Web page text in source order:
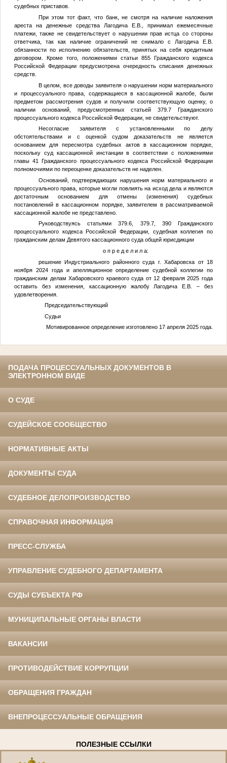
судебных приставов.
При этом тот факт, что банк, не смотря на наличие наложения
ареста на денежные средства Лагодича Е.В., принимал ежемесячные
платежи, также не свидетельствует о нарушении прав истца со стороны
ответчика, так как наличие ограничений не снимало с Лагодича Е.В.
обязанности по исполнению обязательств, принятых на себя кредитным
договором. Кроме того, положениями статьи 855 Гражданского кодекса
Российской Федерации предусмотрена очередность списания денежных
средств.
В целом, все доводы заявителя о нарушении норм материального
и процессуального права, содержащиеся в кассационной жалобе, были
предметом рассмотрения судов и получили соответствующую оценку, о
наличии оснований, предусмотренных статьей 379.7 Гражданского
процессуального кодекса Российской Федерации, не свидетельствуют.
Несогласие заявителя с установленными по делу
обстоятельствами и с оценкой судом доказательств не является
основанием для пересмотра судебных актов в кассационном порядке,
поскольку суд кассационной инстанции в соответствии с положениями
главы 41 Гражданского процессуального кодекса Российской Федерации
полномочиями по переоценке доказательств не наделен.
Оснований, подтверждающих нарушения норм материального и
процессуального права, которые могли повлиять на исход дела и являются
достаточным основанием для отмены (изменения) судебных
постановлений в кассационном порядке, заявителем в рассматриваемой
кассационной жалобе не представлено.
Руководствуясь статьями 379.6, 379.7, 390 Гражданского
процессуального кодекса Российской Федерации, судебная коллегия по
гражданским делам Девятого кассационного суда общей юрисдикции
о п р е д е л и л а:
решение Индустриального районного суда г. Хабаровска от 18
ноября 2024 года и апелляционное определение судебной коллегии по
гражданским делам Хабаровского краевого суда от 12 февраля 2025 года
оставить без изменения, кассационную жалобу Лагодича Е.В. – без
удовлетворения.
Председательствующий
Судьи
Мотивированное определение изготовлено 17 апреля 2025 года.
ПОДАЧА ПРОЦЕССУАЛЬНЫХ ДОКУМЕНТОВ В
ЭЛЕКТРОННОМ ВИДЕ
О СУДЕ
СУДЕЙСКОЕ СООБЩЕСТВО
НОРМАТИВНЫЕ АКТЫ
ДОКУМЕНТЫ СУДА
СУДЕБНОЕ ДЕЛОПРОИЗВОДСТВО
СПРАВОЧНАЯ ИНФОРМАЦИЯ
ПРЕСС-СЛУЖБА
УПРАВЛЕНИЕ СУДЕБНОГО ДЕПАРТАМЕНТА
СУДЫ СУБЪЕКТА РФ
МУНИЦИПАЛЬНЫЕ ОРГАНЫ ВЛАСТИ
ВАКАНСИИ
ПРОТИВОДЕЙСТВИЕ КОРРУПЦИИ
ОБРАЩЕНИЯ ГРАЖДАН
ВНЕПРОЦЕССУАЛЬНЫЕ ОБРАЩЕНИЯ
ПОЛЕЗНЫЕ ССЫЛКИ